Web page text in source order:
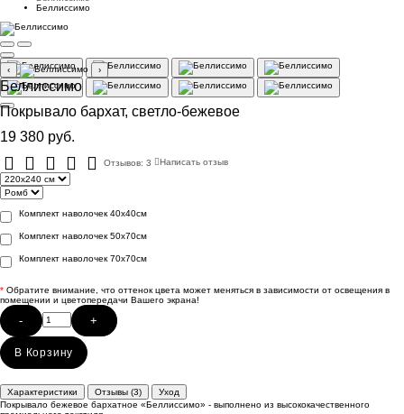
Беллиссимо
‹ ›
Беллиссимо
Покрывало бархат, светло-бежевое
19 380 руб.
Отзывов: 3 Написать отзыв
Комплект наволочек 40х40см
Комплект наволочек 50х70см
Комплект наволочек 70х70см
* Обратите внимание, что оттенок цвета может меняться в зависимости от освещения в
помещении и цветопередачи Вашего экрана!
- +
В Корзину
Характеристики Отзывы (3)
Уход
Покрывало бежевое бархатное «Беллиссимо» - выполнено из высококачественного